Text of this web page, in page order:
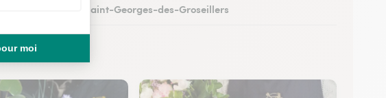
Fleuristes à Saint-Georges-des-Groseillers